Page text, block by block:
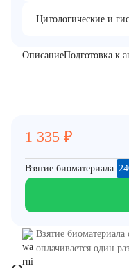
Цитологические и
ОписаниеПодготовка к
1 335 ₽
Взятие биоматериала:
Взятие
оплачивается один